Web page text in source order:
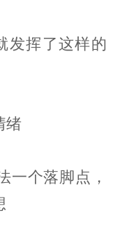
发挥了这样的
绪
一个落脚点，